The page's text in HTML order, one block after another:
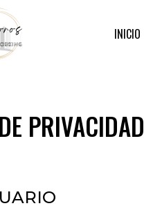
INICIO
PRIVACIDAD